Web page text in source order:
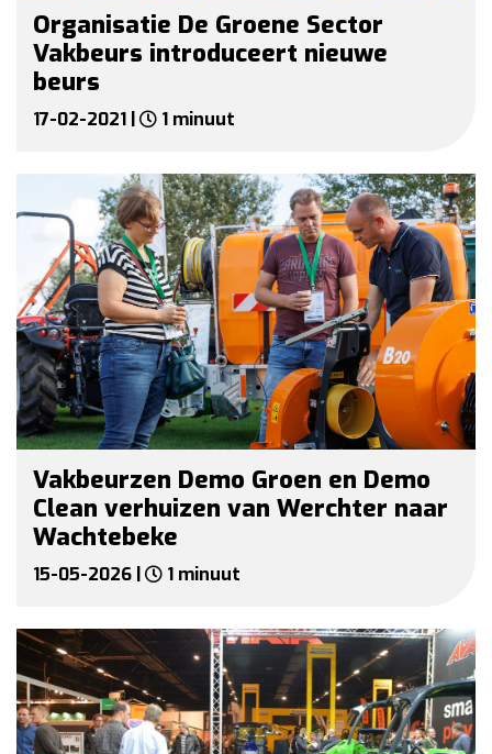
Organisatie De Groene Sector
Vakbeurs introduceert nieuwe
beurs
17-02-2021 | 1 minuut
Vakbeurzen Demo Groen en Demo
Clean verhuizen van Werchter naar
Wachtebeke
15-05-2026 | 1 minuut